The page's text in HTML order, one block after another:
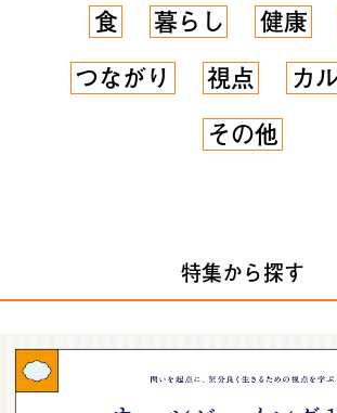
食 暮らし 健康
つながり
視点
カ
その他
特集から探す